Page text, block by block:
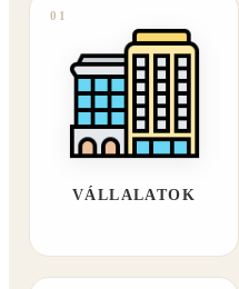
01
VÁLLALATOK